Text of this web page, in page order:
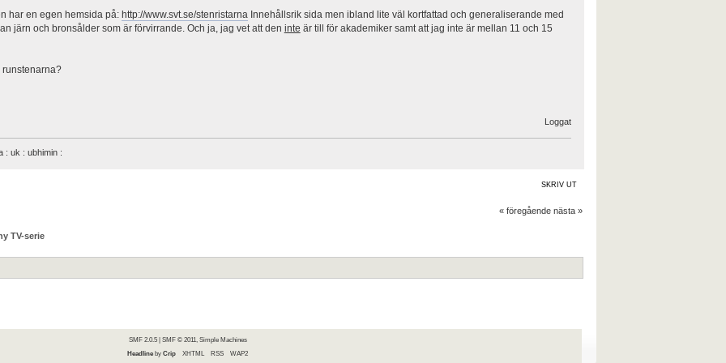
har en egen hemsida på: http://www.svt.se/stenristarna Innehållsrik sida men ibland lite väl kortfattad och generaliserande med
järn och bronsålder som är förvirrande. Och ja, jag vet att den inte är till för akademiker samt att jag inte är mellan 11 och 15
Loggat
: uk : ubhimin :
SKRIV UT
« föregående nästa »
TV-serie
SMF 2.0.5| SMF © 2011 Simple Machines
Headline by Crip XHTML RSS WAP2